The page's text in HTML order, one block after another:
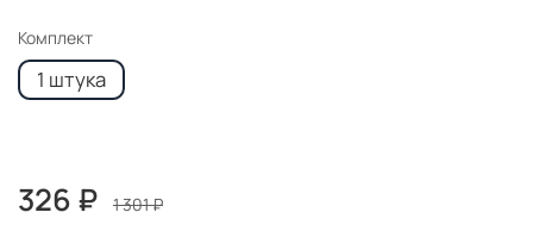
Комплект
1 штука
326 ₽ 1 301 ₽